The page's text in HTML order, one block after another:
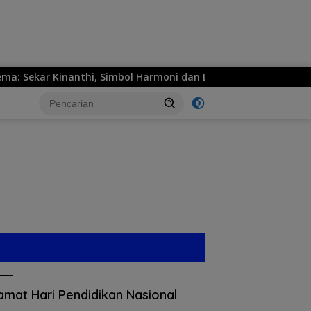
Kinanthi, Simbol Harmoni dan Langkah Maju
Hari Pendidikan Nasional